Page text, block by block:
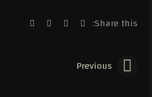
Share this:
Previous